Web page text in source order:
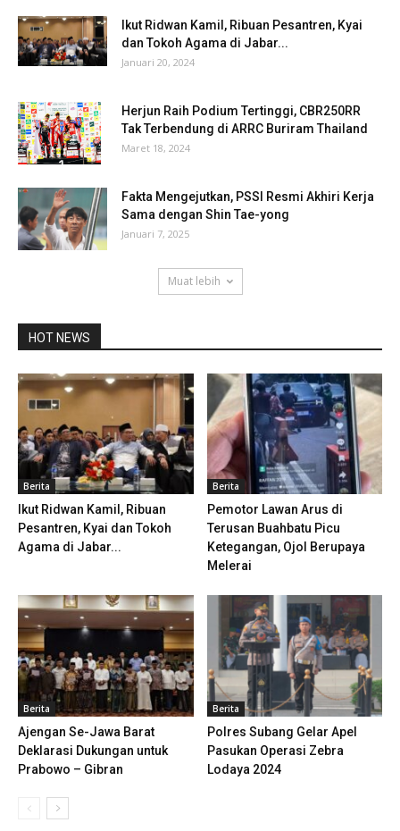
Ikut Ridwan Kamil, Ribuan Pesantren, Kyai
dan Tokoh Agama di Jabar...
Januari 20, 2024
Herjun Raih Podium Tertinggi, CBR250RR
Tak Terbendung di ARRC Buriram Thailand
Maret 18, 2024
Fakta Mengejutkan, PSSI Resmi Akhiri Kerja
Sama dengan Shin Tae-yong
Januari 7, 2025
Muat lebih
HOT NEWS
Berita
Ikut Ridwan Kamil, Ribuan
Pesantren, Kyai dan Tokoh
Agama di Jabar...
Berita
Pemotor Lawan Arus di
Terusan Buahbatu Picu
Ketegangan, Ojol Berupaya
Melerai
Berita
Ajengan Se-Jawa Barat
Deklarasi Dukungan untuk
Prabowo – Gibran
Berita
Polres Subang Gelar Apel
Pasukan Operasi Zebra
Lodaya 2024